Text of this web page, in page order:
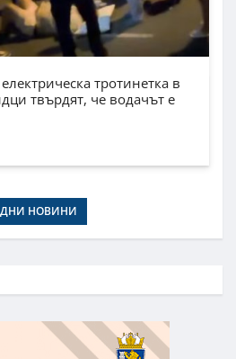
тротинетка в
твърдят, че водачът е
НОВИНИ